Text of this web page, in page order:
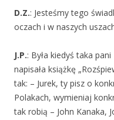
D.Z.: Jesteśmy tego
oczach i w naszych
J.P.: Była kiedyś taka
napisała książkę
tak: – Jurek, ty pisz o
Polakach, wymieniaj
tak robią – John Kanaka,